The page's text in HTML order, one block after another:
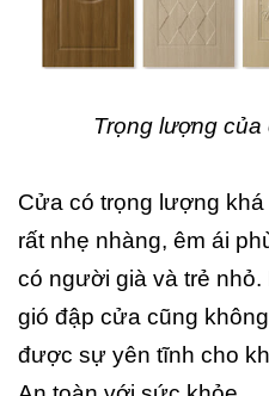
Trọng lượng
Cửa có trọng lượng
rất nhẹ nhàng, êm ái
có người già và trẻ
gió đập cửa cũng
được sự yên tĩnh cho